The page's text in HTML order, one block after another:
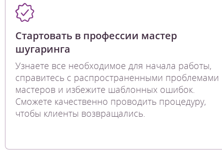
Стартовать в профессии мастер
шугаринга
Узнаете все необходимое для начала работы,
справитесь с распространенными проблемами
мастеров и избежите шаблонных ошибок.
Сможете качественно проводить процедуру,
чтобы клиенты возвращались.